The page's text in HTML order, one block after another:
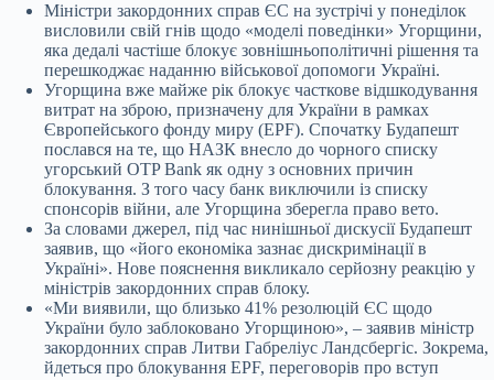
Міністри закордонних справ ЄС на зустрічі у понеділок
висловили свій гнів щодо «моделі поведінки» Угорщини,
яка дедалі частіше блокує зовнішньополітичні рішення та
перешкоджає наданню військової допомоги Україні.
Угорщина вже майже рік блокує часткове відшкодування
витрат на зброю, призначену для України в рамках
Європейського фонду миру (EPF). Спочатку Будапешт
послався на те, що НАЗК внесло до чорного списку
угорський OTP Bank як одну з основних причин
блокування. З того часу банк виключили із списку
спонсорів війни, але Угорщина зберегла право вето.
За словами джерел, під час нинішньої дискусії Будапешт
заявив, що «його економіка зазнає дискримінації в
Україні». Нове пояснення викликало серйозну реакцію у
міністрів закордонних справ блоку.
«Ми виявили, що близько 41% резолюцій ЄС щодо
України було заблоковано Угорщиною», – заявив міністр
закордонних справ Литви Габреліус Ландсбергіс. Зокрема,
йдеться про блокування EPF, переговорів про вступ